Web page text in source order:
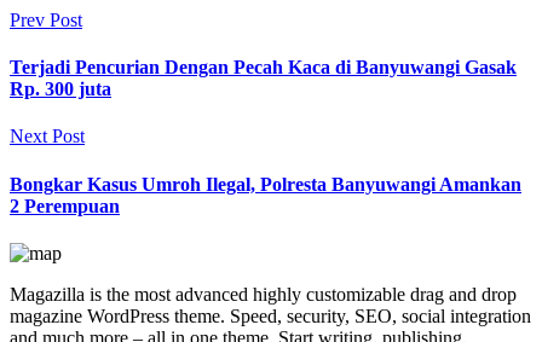
Prev Post
Terjadi Pencurian Dengan Pecah Kaca di Banyuwangi Gasak
Rp. 300 juta
Next Post
Bongkar Kasus Umroh Ilegal, Polresta Banyuwangi Amankan
2 Perempuan
Magazilla is the most advanced highly customizable drag and drop
magazine WordPress theme. Speed, security, SEO, social integration
and much more – all in one theme. Start writing, publishing,